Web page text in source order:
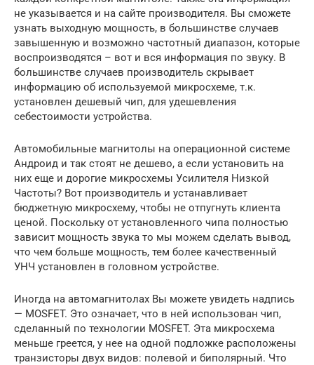
не указывается и на сайте производителя. Вы сможете
узнать выходную мощность, в большинстве случаев
завышенную и возможно частотный диапазон, которые
воспроизводятся – вот и вся информация по звуку. В
большинстве случаев производитель скрывает
информацию об используемой микросхеме, т.к.
установлен дешевый чип, для удешевления
себестоимости устройства.
Автомобильные магнитолы на операционной системе
Андроид и так стоят не дешево, а если установить на
них еще и дорогие микросхемы Усилителя Низкой
Частоты? Вот производитель и устанавливает
бюджетную микросхему, чтобы не отпугнуть клиента
ценой. Поскольку от установленного чипа полностью
зависит мощность звука то мы можем сделать вывод,
что чем больше мощность, тем более качественный
УНЧ установлен в головном устройстве.
Иногда на автомагнитолах Вы можете увидеть надпись
— MOSFET. Это означает, что в ней использован чип,
сделанный по технологии MOSFET. Эта микросхема
меньше греется, у нее на одной подложке расположены
транзисторы двух видов: полевой и биполярный. Что